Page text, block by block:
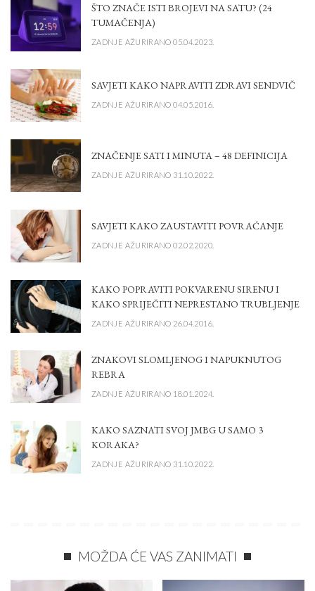
ŠTO ZNAČE ISTI BROJEVI NA SATU? (24
TUMAČENJA)
ZADNJE AŽURIRANO 05.04.2023.
SAVJETI KAKO NAPRAVITI ZDRAVI SENDVIČ
ZADNJE AŽURIRANO 04.05.2016.
ZNAČENJE SATI I MINUTA – 48 DEFINICIJA
ZADNJE AŽURIRANO 31.10.2022.
SAVJETI KAKO ZAUSTAVITI POVRAĆANJE
ZADNJE AŽURIRANO 02.02.2020.
KAKO POPRAVITI POKVARENU SIRENU I
KAKO SPRIJEČITI NEPRESTANO TRUBLJENJE
ZADNJE AŽURIRANO 26.04.2016.
ZNAKOVI SLOMLJENOG I NAPUKNUTOG
REBRA
ZADNJE AŽURIRANO 18.01.2024.
KAKO SAZNATI SVOJ JMBG U SAMO 3
KORAKA?
ZADNJE AŽURIRANO 31.10.2022.
MOŽDA ĆE VAS ZANIMATI